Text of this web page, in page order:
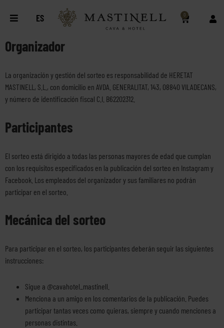
ES 0
Organizador
La organización y gestión del sorteo es responsabilidad de HERETAT
MASTINELL, S.L., con domicilio en AVDA. GENERALITAT, 143, 08840 VILADECANS,
y número de identificación fiscal C.I. B62202312.
Participantes
El sorteo está dirigido a todas las personas mayores de edad que cumplan
con los requisitos especificados en la publicación del sorteo en Instagram y
Facebook. Los empleados del organizador y sus familiares no podrán
participar en el sorteo.
Mecánica del sorteo
Para participar en el sorteo, los participantes deberán seguir las siguientes
instrucciones:
Sigue a @cavahotel_mastinell.
Menciona a un amigo en los comentarios de la publicación. Puedes
participar tantas veces como quieras, siempre y cuando menciones a
personas distintas.